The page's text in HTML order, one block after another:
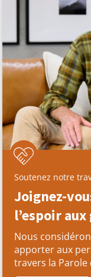
Soutenez notre
Joignez-
l’espoir
Nous
apporter aux
travers la Parole